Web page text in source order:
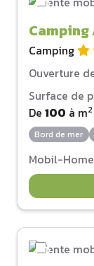
Camping
Ouverture
Surface de
De 100 à m2
Bord de mer
Mobil-